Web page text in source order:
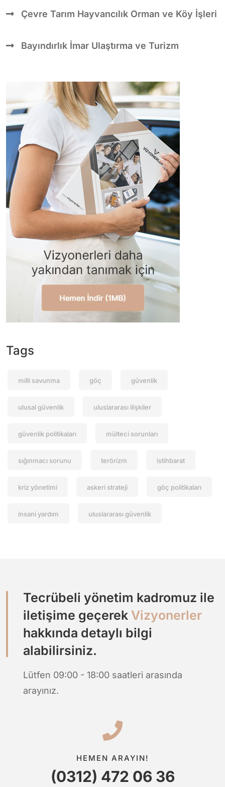
Çevre Tarım Hayvancılık Orman ve Köy İşleri
Bayındırlık İmar Ulaştırma ve Turizm
Tags
milli savunma göç güvenlik
ulusal güvenlik uluslararası ilişkiler
güvenlik politikaları mülteci sorunları
sığınmacı sorunu terörizm istihbarat
kriz yönetimi askeri strateji göç politikaları
insani yardım uluslararası güvenlik
Tecrübeli yönetim kadromuz ile
iletişime geçerek Vizyonerler
hakkında detaylı bilgi
alabilirsiniz.
Lütfen 09:00 - 18:00 saatleri arasında
arayınız.
HEMEN ARAYIN!
(0312) 472 06 36